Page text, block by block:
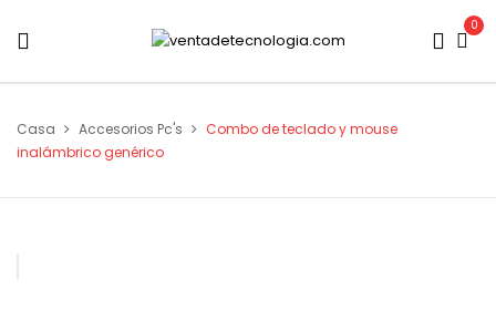
0
Casa Accesorios Pc's
Combo de teclado y mouse
inalámbrico genérico